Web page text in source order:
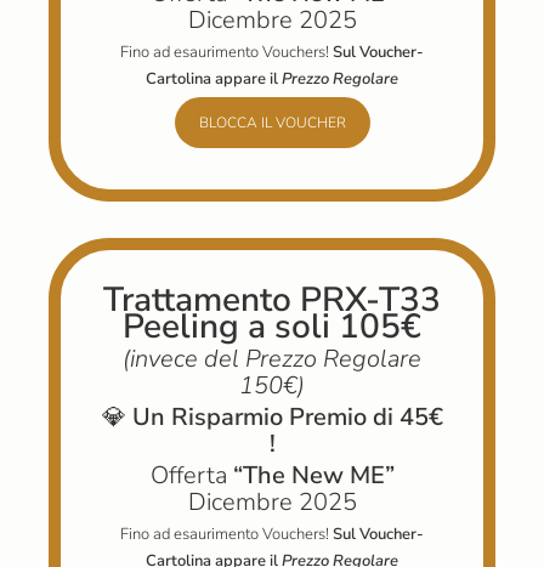
Dicembre 2025
Fino ad esaurimento Vouchers! Sul Voucher-
Cartolina appare ilPrezzo Regolare
BLOCCA IL VOUCHER
Trattamento PRX-T33
Peeling a soli 105€
(invece del Prezzo Regolare
150€)
💎 Un Risparmio Premio di 45€
!
Offerta “The New ME”
Dicembre 2025
Fino ad esaurimento Vouchers! Sul Voucher-
Cartolina appare ilPrezzo Regolare